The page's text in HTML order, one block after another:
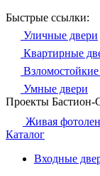
Быстрые ссылки:
Уличные двери
Квартирные
Умные двери
Проекты Бастион-
Живая
Каталог
Входные